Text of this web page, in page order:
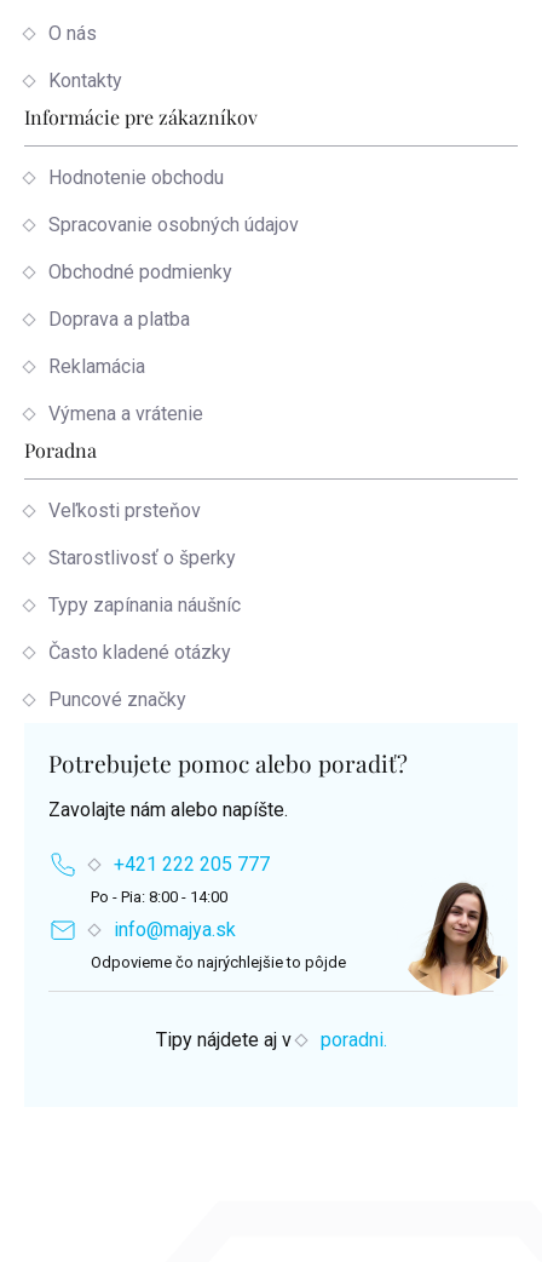
O nás
Kontakty
Informácie pre zákazníkov
Hodnotenie obchodu
Spracovanie osobných údajov
Obchodné podmienky
Doprava a platba
Reklamácia
Výmena a vrátenie
Poradna
Veľkosti prsteňov
Starostlivosť o šperky
Typy zapínania náušníc
Často kladené otázky
Puncové značky
Potrebujete pomoc alebo poradiť?
Zavolajte nám alebo napíšte.
+421 222 205 777
Po - Pia: 8:00 - 14:00
info@majya.sk
Odpovieme čo najrýchlejšie to pôjde
Tipy nájdete aj v poradni.